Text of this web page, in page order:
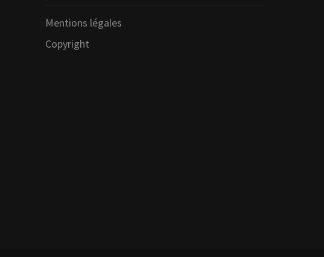
Mentions légales
Copyright